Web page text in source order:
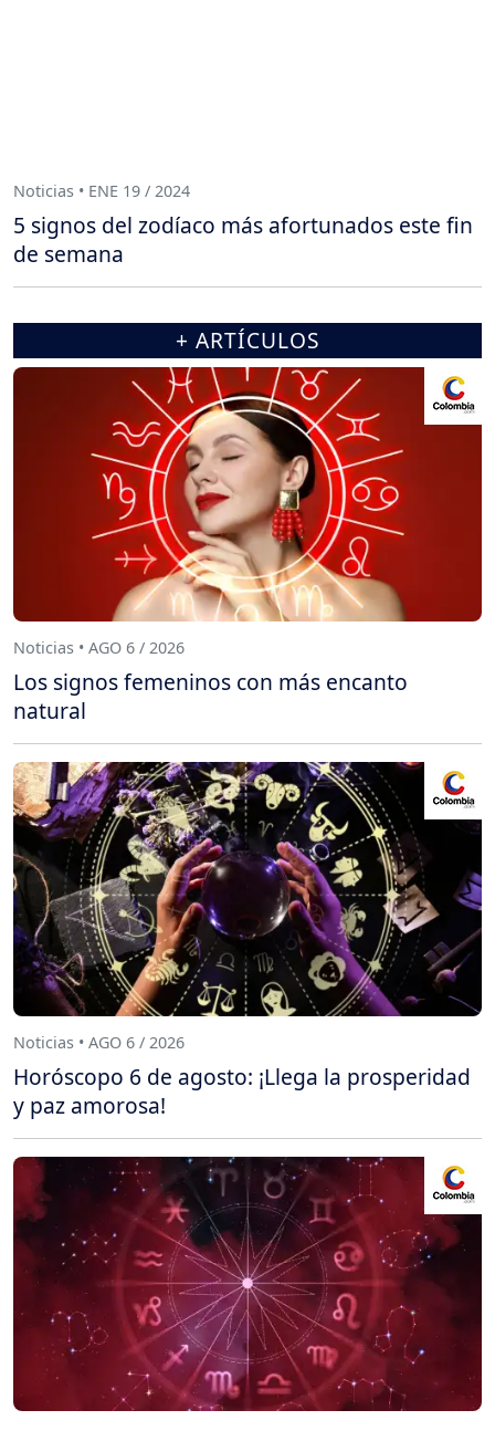
Noticias • ENE 19 / 2024
5 signos del zodíaco más afortunados este fin
de semana
+ ARTÍCULOS
Noticias • AGO 6 / 2026
Los signos femeninos con más encanto
natural
Noticias • AGO 6 / 2026
Horóscopo 6 de agosto: ¡Llega la prosperidad
y paz amorosa!